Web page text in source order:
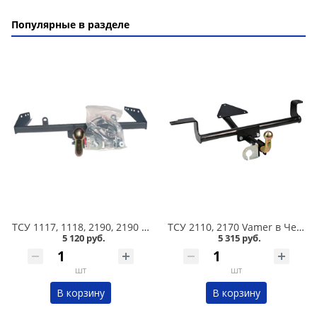
Популярные в разделе
ТСУ 1117, 1118, 2190, 2190 FL, 2194 FL, Datsun on-DO Vamer в Челябинске
5 120 руб.
шт
В корзину
ТСУ 2110, 2170 Vamer в Челябинске
5 315 руб.
шт
В корзину